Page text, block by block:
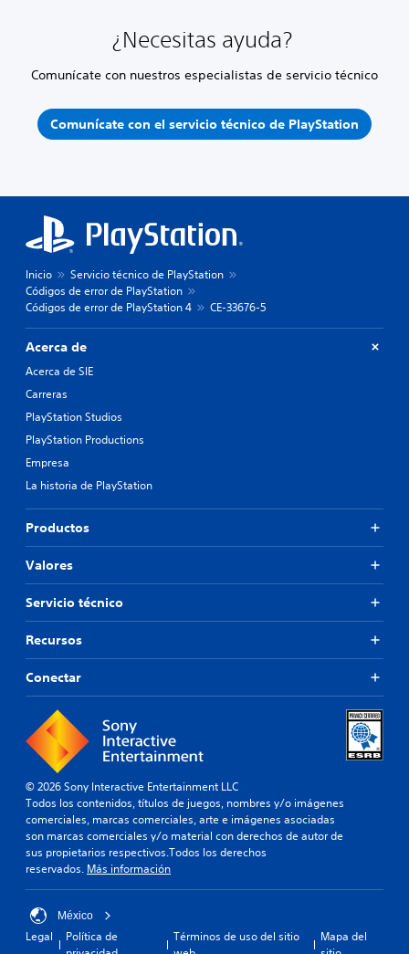
¿Necesitas ayuda?
Comunícate con nuestros especialistas de servicio técnico
Comunícate con el servicio técnico de PlayStation
Inicio
Servicio técnico de PlayStation
Códigos de error de PlayStation
Códigos de error de PlayStation 4
CE-33676-5
Acerca de
Acerca de SIE
Carreras
PlayStation Studios
PlayStation Productions
Empresa
La historia de PlayStation
Productos
Valores
Servicio técnico
Recursos
Conectar
© 2026 Sony Interactive Entertainment LLC
Todos los contenidos, títulos de juegos, nombres y/o imágenes
comerciales, marcas comerciales, arte e imágenes asociadas
son marcas comerciales y/o material con derechos de autor de
sus propietarios respectivos.Todos los derechos
reservados. Más información
México
Legal
Política de
Términos de uso del sitio
Mapa del